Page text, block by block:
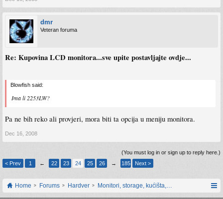
dmr
Veteran foruma
Re: Kupovina LCD monitora...sve upite postavljajte ovdje...
Blowfish said:
Ima li 2253LW?
Pa ne bih reko ali provjeri, mora biti ta opcija u meniju monitora.
Dec 16, 2008
(You must log in or sign up to reply here.)
< Prev
1 ← 22 23 24 25 26 → 185 Next >
Home Forums Hardver Monitori, storage, kućišta, periferija